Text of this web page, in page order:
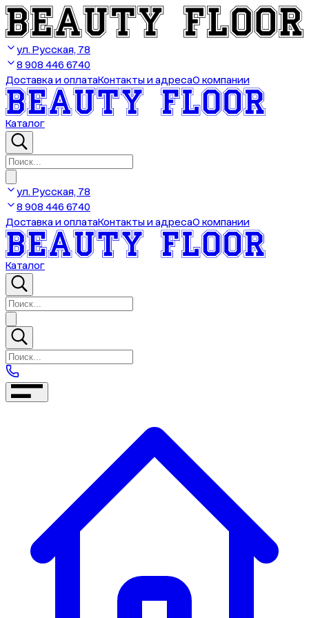
ул. Русская, 78
8 908 446 6740
Доставка и оплатаКонтакты и адресаО компании
Каталог
ул. Русская, 78
8 908 446 6740
Доставка и оплатаКонтакты и адресаО компании
Каталог